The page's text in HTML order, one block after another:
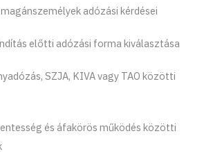
adózási kérdései
előtti adózási forma kiválasztása
SZJA, KIVA vagy TAO közötti
és áfakörös működés közötti